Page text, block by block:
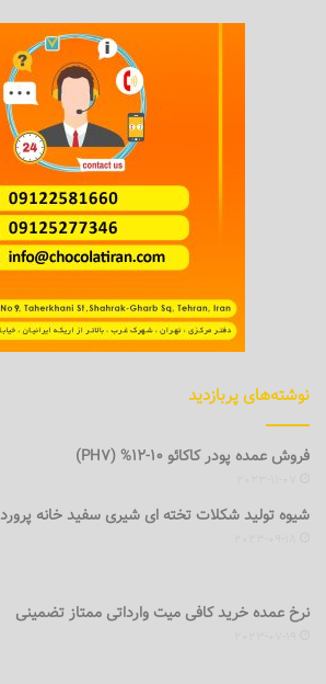
نوشته‌های پربازدید
فروش عمده پودر کاکائو 10-12% (PH7)
شیوه تولید شکلات تخته ای شیری سفید خانه پرورد
نرخ عمده خرید کافی میت وارداتی ممتاز تضمینی